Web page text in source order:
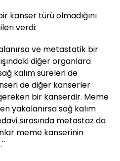
kanser türü olmadığını
verdi:
ve metastatik bir
diğer organlara
kalım süreleri de
de diğer kanserler
bir kanserdir. Meme
yakalanırsa sağ kalım
sırasında metastaz da
meme kanserinin